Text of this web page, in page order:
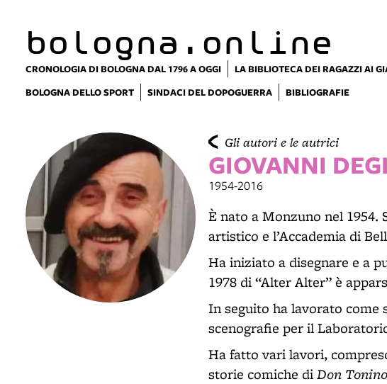
bologna.online
CRONOLOGIA DI BOLOGNA DAL 1796 A OGGI LA BIBLIOTECA DEI RAGAZZI AI
BOLOGNA DELLO SPORT
SINDACI DEL DOPOGUERRA BIBLIOGRAFIE
Gli autori e le autrici
GIOVANNI
1954-2016
È nato a Monzuno nel
artistico e l’Accademia di
Ha iniziato a disegnare e a
1978 di “Alter Alter” è
In seguito ha lavorato come
scenografie per il
Ha fatto vari lavori,
storie comiche diDon Tonino